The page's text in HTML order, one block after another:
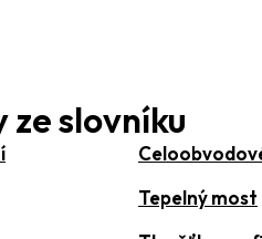
ze slovníku
Tepelný most